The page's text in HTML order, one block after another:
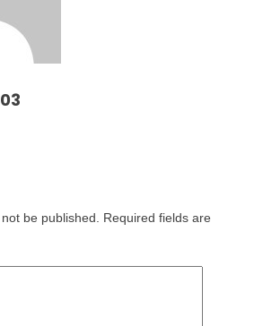
be published.
Required fields are